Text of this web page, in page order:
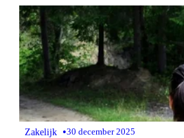
Zakelijk •30 december 2025